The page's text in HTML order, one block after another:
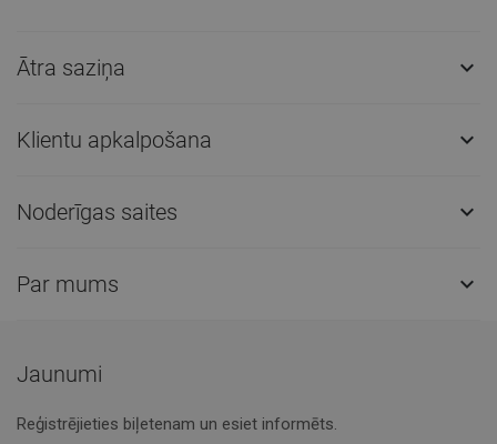
Ātra saziņa 
Klientu apkalpošana 
Noderīgas saites 
Par mums 
Jaunumi
Reģistrējieties biļetenam un esiet informēts.